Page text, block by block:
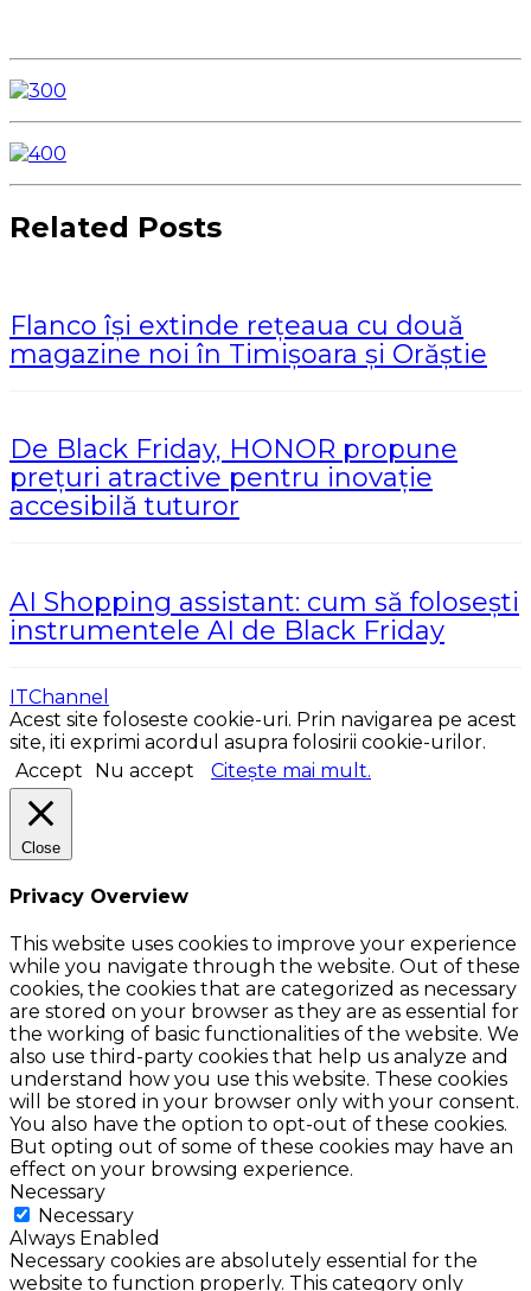
Related Posts
Flanco își extinde rețeaua cu două
magazine noi în Timișoara și Orăștie
De Black Friday, HONOR propune
prețuri atractive pentru inovație
accesibilă tuturor
AI Shopping assistant: cum să folosești
instrumentele AI de Black Friday
ITChannel
Acest site foloseste cookie-uri. Prin navigarea pe acest
site, iti exprimi acordul asupra folosirii cookie-urilor.
Accept
Nu accept Citește mai mult.
Close
Privacy Overview
This website uses cookies to improve your experience
while you navigate through the website. Out of these
cookies, the cookies that are categorized as necessary
are stored on your browser as they are as essential for
the working of basic functionalities of the website. We
also use third-party cookies that help us analyze and
understand how you use this website. These cookies
will be stored in your browser only with your consent.
You also have the option to opt-out of these cookies.
But opting out of some of these cookies may have an
effect on your browsing experience.
Necessary
Necessary
Always Enabled
Necessary cookies are absolutely essential for the
website to function properly. This category only